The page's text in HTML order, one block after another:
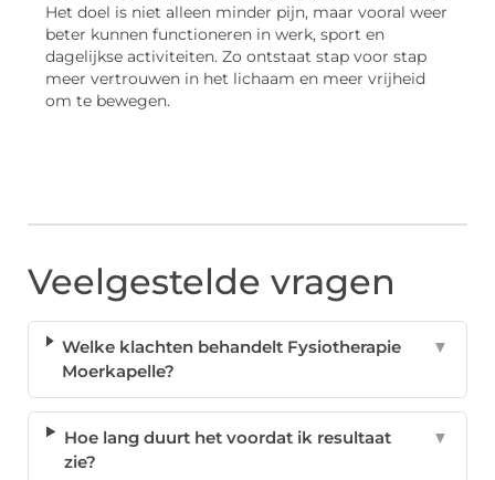
Het doel is niet alleen minder pijn, maar vooral weer
beter kunnen functioneren in werk, sport en
dagelijkse activiteiten. Zo ontstaat stap voor stap
meer vertrouwen in het lichaam en meer vrijheid
om te bewegen.
Veelgestelde vragen
Welke klachten behandelt Fysiotherapie
Moerkapelle?
▼
Hoe lang duurt het voordat ik resultaat
zie?
▼